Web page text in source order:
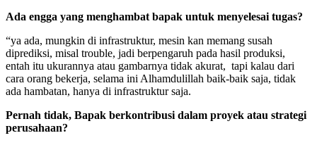
Ada engga yang menghambat bapak untuk menyelesai tugas?
“ya ada, mungkin di infrastruktur, mesin kan memang susah
diprediksi, misal trouble, jadi berpengaruh pada hasil produksi,
entah itu ukurannya atau gambarnya tidak akurat, tapi kalau dari
cara orang bekerja, selama ini Alhamdulillah baik-baik saja, tidak
ada hambatan, hanya di infrastruktur saja.
Pernah tidak, Bapak berkontribusidalam proyek atau strategi
perusahaan?